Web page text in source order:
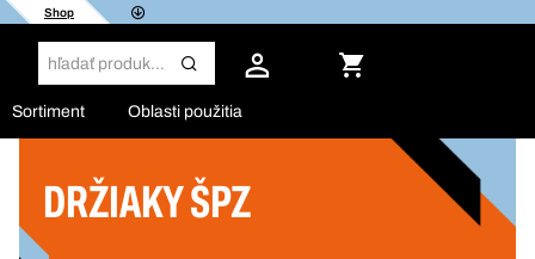
Shop
Sortiment Oblasti použitia
DRŽIAKY ŠPZ
Filter